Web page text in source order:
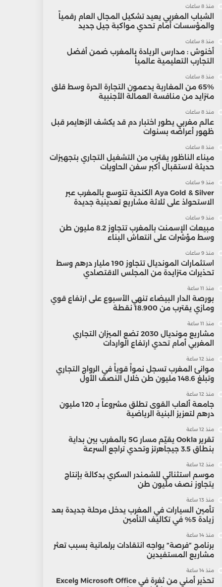
منذ 8 ساعات
الشباب المغربي يعيد تشكيل المجال العام رقمياً
والمؤسسات أمام تحدي مواكبة جيل جديد
منذ 8 ساعات
أخنوش : مدارس الريادة بالمغرب ضمن أفضل
التجارب التعليمية عالمياً
منذ 8 ساعات
65% من المغاربة يدعمون التجارة الحرة وسط قلق
متزايد من منافسة العمالة الأجنبية
منذ 8 ساعات
عالم مغربي يطور اختبار دم قد يكشف الزهايمر قبل
ظهور أعراضه بسنوات
منذ 8 ساعات
ميناء الناظور يقترب من التشغيل التجاري بتجهيزات
حديثة لاستقبال أكبر سفن الحاويات
منذ 9 ساعات
Aya Gold & Silver الكندية تتوسع بالمغرب عبر
الاستحواذ على ثلاثة مشاريع تعدينية جديدة
منذ 9 ساعات
مبيعات الإسمنت بالمغرب تتجاوز 8.2 مليون طن
وسط مؤشرات على انتعاش البناء
منذ 9 ساعات
استثمارات المونديال تتجاوز 190 مليار درهم وسط
تحذيرات متزايدة من المجلس الاقتصادي
منذ 11 ساعة
بورصة الدار البيضاء تنهي الأسبوع على ارتفاع قوي
ومازي يقترب من 18.900 نقطة
منذ 11 ساعة
مشاريع مونديال 2030 تضع الميزان التجاري
المغربي أمام تحدي ارتفاع الواردات
منذ 12 ساعة
موانئ المغرب تسجل نمواً قوياً في الرواج التجاري
وتبلغ 148.6 مليون طن خلال النصف الأول
منذ 12 ساعة
جامعة ألعاب القوى تطلق مشروعاً بـ 120 مليون
درهم لتعزيز البنية الرياضية
منذ 12 ساعة
تقرير Ookla يقيّم مسار 5G بالمغرب بين بداية
بنطاق 3.5 جيجاهرتز وتحدي تراجع السرعة
منذ 12 ساعة
موسم استثنائي للشمندر السكري بدكالة بإنتاج
يتجاوز نصف مليون طن
منذ 13 ساعة
تأمين السيارات في المغرب يدخل مرحلة جديدة بعد
زيادة 5% في تكاليف التأمين
منذ 14 ساعة
برنامج “فرصة” يواجه انتقادات برلمانية بسبب تعثر
مشاريع المستفيدين
منذ 14 ساعة
تحذير أمني من ثغرة في Microsoft Office وExcel